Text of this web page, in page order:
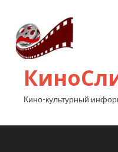
Кино-культурный